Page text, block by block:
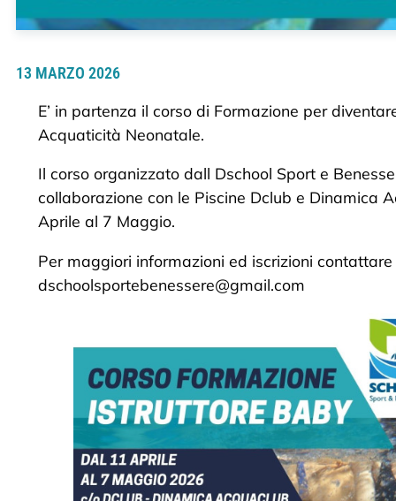
13 MARZO 2026
E’ in partenza il corso di Formazione per
Acquaticità Neonatale.
Il corso organizzato dall Dschool Sport e
collaborazione con le Piscine Dclub e Dinamica
Aprile al 7 Maggio.
Per maggiori informazioni ed iscrizioni
dschoolsportebenessere@gmail.com